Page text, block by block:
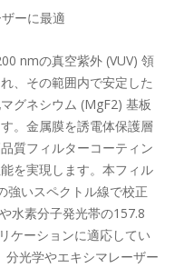
ーに最適
nmの真空紫外 (VUV) 領
、その範囲内で安定した
グネシウム (MgF2) 基板
。金属膜を誘電体保護層
質フィルターコーティン
を実現します。本フィル
強いスペクトル線で校正
水素分子発光帯の157.8
ケーションに適応してい
分光学やエキシマレーザー